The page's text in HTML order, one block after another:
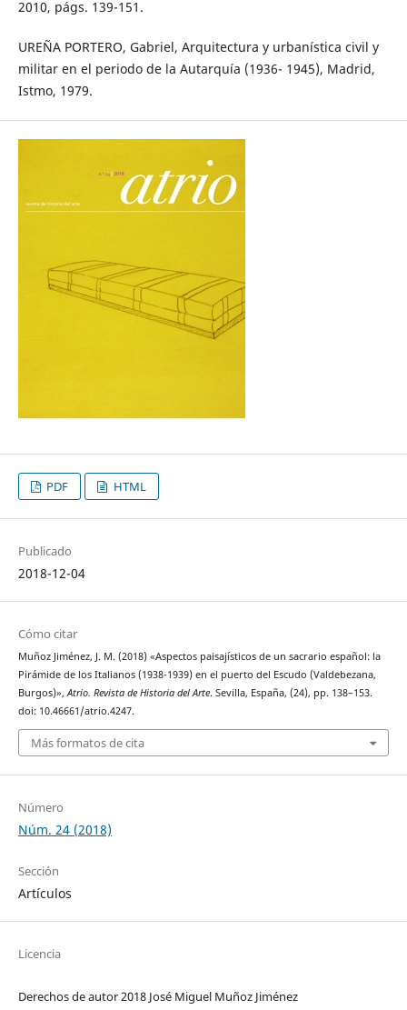
2010, págs. 139-151.
UREÑA PORTERO, Gabriel, Arquitectura y urbanística civil y
militar en el periodo de la Autarquía (1936- 1945), Madrid,
Istmo, 1979.
PDF HTML
Publicado
2018-12-04
Cómo citar
Muñoz Jiménez, J. M. (2018) «Aspectos paisajísticos de un sacrario español: la
Pirámide de los Italianos (1938-1939) en el puerto del Escudo (Valdebezana,
Burgos)», Atrio. Revista de Historia del Arte. Sevilla, España, (24), pp. 138–153.
doi: 10.46661/atrio.4247.
Más formatos de cita
Número
Núm. 24 (2018)
Sección
Artículos
Licencia
Derechos de autor 2018 José Miguel Muñoz Jiménez